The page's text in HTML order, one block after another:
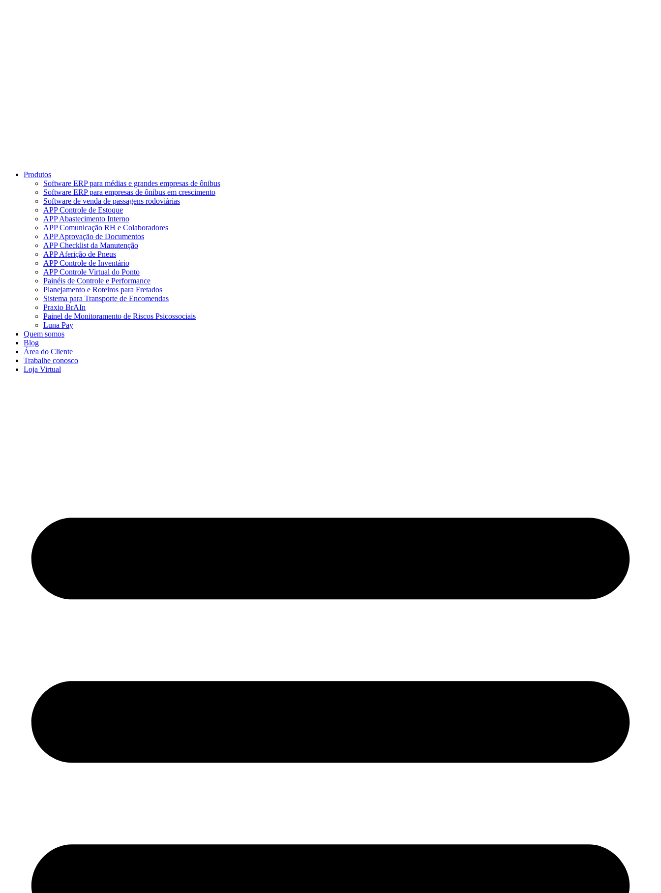
Produtos
Software ERP para médias e grandes empresas de ônibus
Software ERP para empresas de ônibus em crescimento
Software de venda de passagens rodoviárias
APP Controle de Estoque
APP Abastecimento Interno
APP Comunicação RH e Colaboradores
APP Aprovação de Documentos
APP Checklist da Manutenção
APP Aferição de Pneus
APP Controle de Inventário
APP Controle Virtual do Ponto
Painéis de Controle e Performance
Planejamento e Roteiros para Fretados
Sistema para Transporte de Encomendas
Praxio BrAIn
Painel de Monitoramento de Riscos Psicossociais
Luna Pay
Quem somos
Blog
Área do Cliente
Trabalhe conosco
Loja Virtual